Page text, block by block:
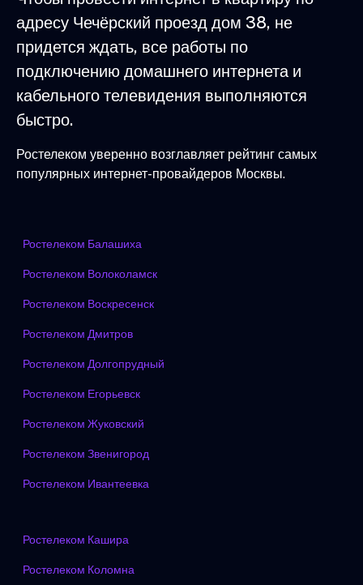
адресу Чечёрский проезд дом 38, не
придется ждать, все работы по
подключению домашнего интернета и
кабельного телевидения выполняются
быстро.
Ростелеком уверенно возглавляет рейтинг самых
популярных интернет-провайдеров Москвы.
Ростелеком Балашиха
Ростелеком Волоколамск
Ростелеком Воскресенск
Ростелеком Дмитров
Ростелеком Долгопрудный
Ростелеком Егорьевск
Ростелеком Жуковский
Ростелеком Звенигород
Ростелеком Ивантеевка
Ростелеком Кашира
Ростелеком Коломна